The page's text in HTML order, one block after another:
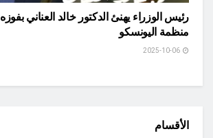
رئيس الوزراء يهنئ الدكتور خالد العناني
منظمة اليونسكو
الأقسام